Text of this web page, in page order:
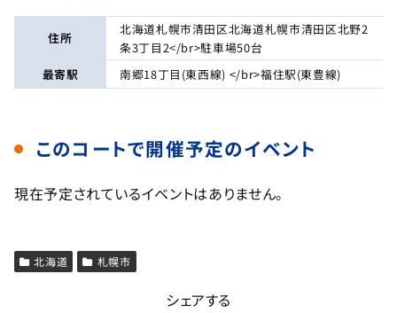
住所
北海道札幌市清田区北海道札幌市清田区北野2
条3丁目2</br>駐車場50台
最寄駅
南郷18丁目(東西線) </br>福住駅(東豊線)
このコートで開催予定のイベント
現在予定されているイベントはありません。
北海道 札幌市
シェアする